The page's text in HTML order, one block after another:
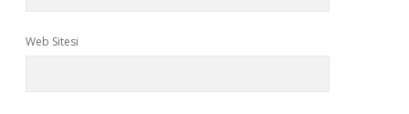
Web Sitesi